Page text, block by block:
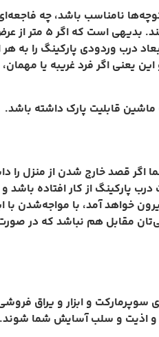
نامناسب باشد، چه
در خیلی از مناطق بالاشهر هم دیده می‌شود. فرض کنید که
شما نمی‌توانید ابعاد درب وردودی
یعنی اگر فرد غریبه‌ یا
قصد خارج شدن از منزل را
پارکینگ از کار افتاده باشد
خواهد آمد، با مواجه‌شدن با
مقابل هم نباشد که در
سوپرمارکت و ابزار و یراق
و اذیت و سلب آسایش شما